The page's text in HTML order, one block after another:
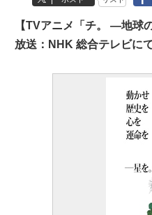
【TVアニメ「チ。 ―地球
放送：NHK 総合テレビに